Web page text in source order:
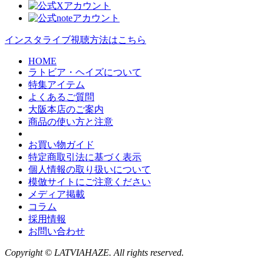
インスタライブ視聴方法はこちら
HOME
ラトビア・ヘイズについて
特集アイテム
よくあるご質問
大阪本店のご案内
商品の使い方と注意
お買い物ガイド
特定商取引法に基づく表示
個人情報の取り扱いについて
模倣サイトにご注意ください
メディア掲載
コラム
採用情報
お問い合わせ
Copyright © LATVIAHAZE. All rights reserved.